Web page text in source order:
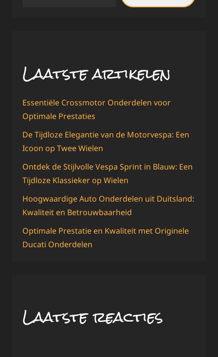
Laatste artikelen
Essentiële Crossmotor Onderdelen voor
Optimale Prestaties
De Tijdloze Elegantie van de Motorvespa: Een
Icoon op Twee Wielen
Ontdek de Stijlvolle Vespa Sprint in Blauw: Een
Tijdloze Klassieker op Wielen
Hoogwaardige Auto Onderdelen uit Duitsland:
Kwaliteit en Betrouwbaarheid
Optimale Prestatie en Kwaliteit met Originele
Ducati Onderdelen
Laatste reacties